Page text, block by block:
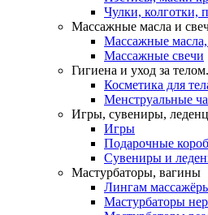
Чулки, колготки,
Массажные масла и
Массажные масла,
Массажные свечи
Гигиена и уход за
Косметика для
Менструальные
Игры, сувениры,
Игры
Подарочные
Сувениры и
Мастурбаторы, вагины
Лингам
Мастурбаторы